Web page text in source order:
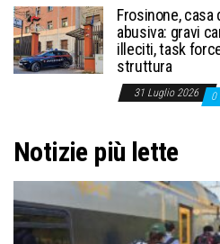
Frosinone, casa
abusiva: gravi
illeciti, task
struttura
31 Luglio 2026 0
Notizie più lette